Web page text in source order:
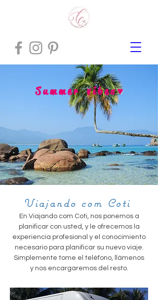
Su m m e r v i b e s ♥
Viajando com Coti
En Viajando com Coti, nos ponemos a
planificar con usted, y le ofrecemos la
experiencia profesional y el conocimiento
necesario para planificar su nuevo viaje.
Simplemente tome el teléfono, llámenos
y nos encargaremos del resto.